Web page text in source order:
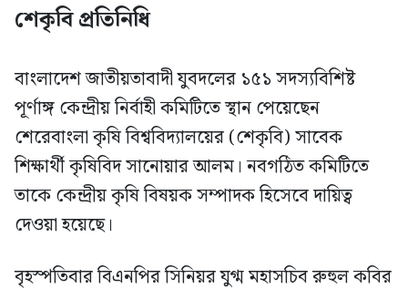
শেকৃবি প্রতিনিধি
বাংলাদেশ জাতীয়তাবাদী যুবদলের ১৫১ সদস্যবিশিষ্ট
পূর্ণাঙ্গ কেন্দ্রীয় নির্বাহী কমিটিতে স্থান পেয়েছেন
শেরেবাংলা কৃষি বিশ্ববিদ্যালয়ের (শেকৃবি) সাবেক
শিক্ষার্থী কৃষিবিদ সানোয়ার আলম। নবগঠিত কমিটিতে
তাকে কেন্দ্রীয় কৃষি বিষয়ক সম্পাদক হিসেবে দায়িত্ব
দেওয়া হয়েছে।
বৃহস্পতিবার বিএনপির সিনিয়র যুগ্ম মহাসচিব রুহুল কবির